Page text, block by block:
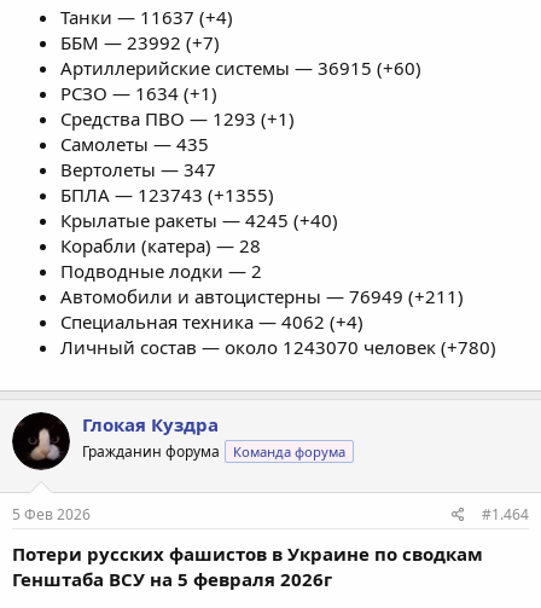
Танки — 11637 (+4)
ББМ — 23992 (+7)
Артиллерийские системы — 36915 (+60)
РСЗО — 1634 (+1)
Средства ПВО — 1293 (+1)
Самолеты — 435
Вертолеты — 347
БПЛА — 123743 (+1355)
Крылатые ракеты — 4245 (+40)
Корабли (катера) — 28
Подводные лодки — 2
Автомобили и автоцистерны — 76949 (+211)
Специальная техника — 4062 (+4)
Личный состав — около 1243070 человек (+780)
Глокая Куздра
Гражданин форума Команда форума
5 Фев 2026 #1.464
Потери русских фашистов в Украине по сводкам
Генштаба ВСУ на 5 февраля 2026г